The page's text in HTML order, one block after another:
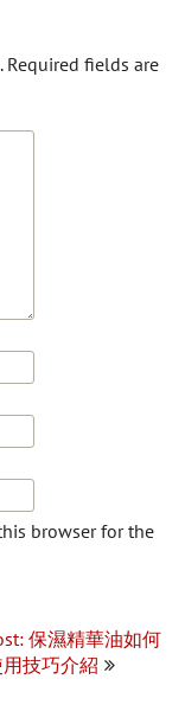
Required fields are
browser for the
保濕精華油如何
技巧介紹